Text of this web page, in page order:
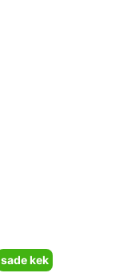
sade kek